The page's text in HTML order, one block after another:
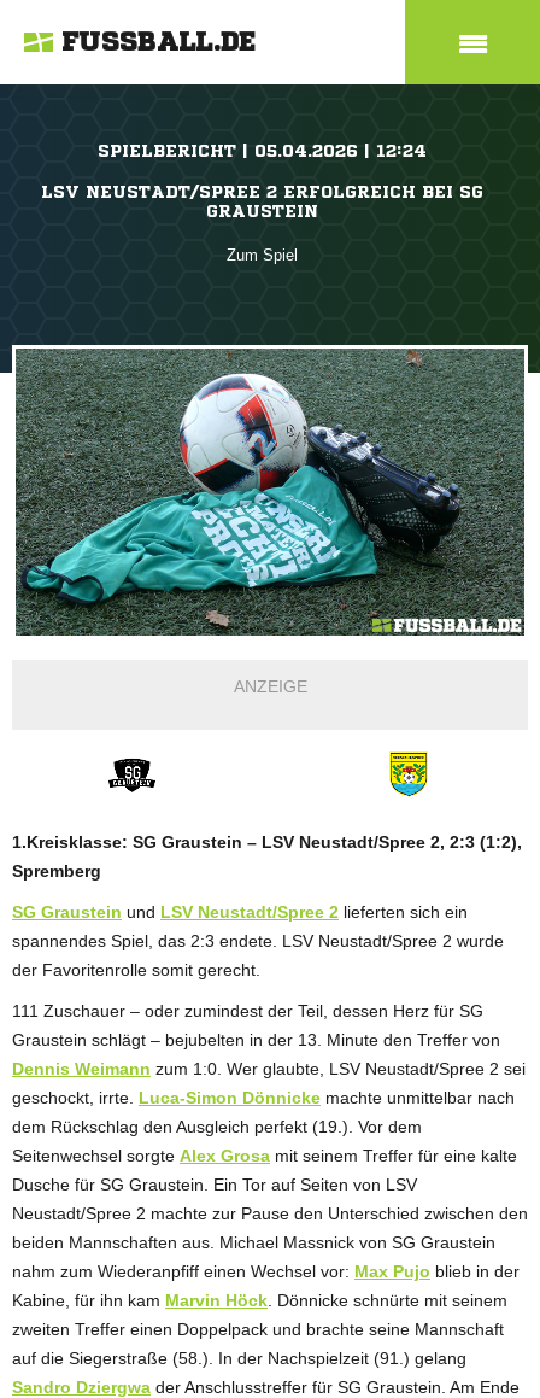
FUSSBALL.DE
SPIELBERICHT | 05.04.2026 | 12:24
LSV NEUSTADT/SPREE 2 ERFOLGREICH BEI SG
GRAUSTEIN
Zum Spiel
ANZEIGE
1.Kreisklasse: SG Graustein – LSV Neustadt/Spree 2, 2:3 (1:2),
Spremberg
SG Graustein und LSV Neustadt/Spree 2 lieferten sich ein
spannendes Spiel, das 2:3 endete. LSV Neustadt/Spree 2 wurde
der Favoritenrolle somit gerecht.
111 Zuschauer – oder zumindest der Teil, dessen Herz für SG
Graustein schlägt – bejubelten in der 13. Minute den Treffer von
Dennis Weimann zum 1:0. Wer glaubte, LSV Neustadt/Spree 2 sei
geschockt, irrte. Luca-Simon Dönnicke machte unmittelbar nach
dem Rückschlag den Ausgleich perfekt (19.). Vor dem
Seitenwechsel sorgte Alex Grosa mit seinem Treffer für eine kalte
Dusche für SG Graustein. Ein Tor auf Seiten von LSV
Neustadt/Spree 2 machte zur Pause den Unterschied zwischen den
beiden Mannschaften aus. Michael Massnick von SG Graustein
nahm zum Wiederanpfiff einen Wechsel vor: Max Pujo blieb in der
Kabine, für ihn kam Marvin Höck . Dönnicke schnürte mit seinem
zweiten Treffer einen Doppelpack und brachte seine Mannschaft
auf die Siegerstraße (58.). In der Nachspielzeit (91.) gelang
Sandro Dziergwa der Anschlusstreffer für SG Graustein. Am Ende